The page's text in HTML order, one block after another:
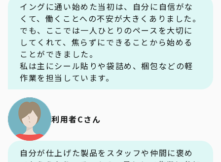
イングに通い始めた当初は、自分に自信がな
くて、働くことへの不安が大きくありました。
でも、ここでは一人ひとりのペースを大切に
してくれて、焦らずにできることから始める
ことができました。
私は主にシール貼りや袋詰め、梱包などの軽
作業を担当しています。
利用者Cさん
自分が仕上げた製品をスタッフや仲間に褒め